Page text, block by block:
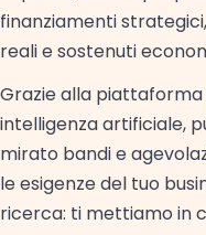
finanziamenti
reali e sostenuti
Grazie alla
intelligenza artificiale,
mirato bandi e
le esigenze del tuo
ricerca: ti mettiamo in